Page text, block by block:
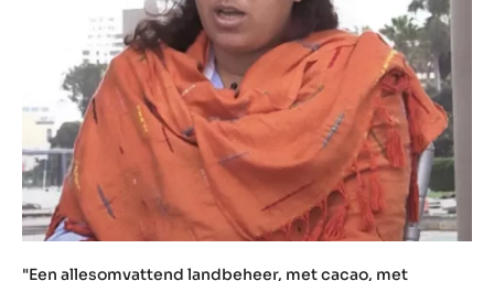
"Een allesomvattend landbeheer, met cacao, met